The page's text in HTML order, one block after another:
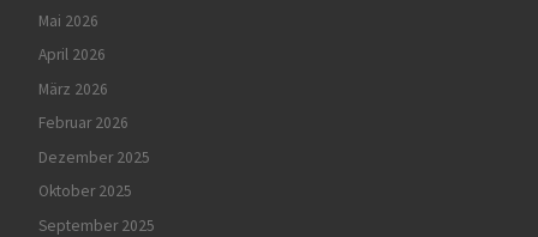
Mai 2026
April 2026
März 2026
Februar 2026
Dezember 2025
Oktober 2025
September 2025